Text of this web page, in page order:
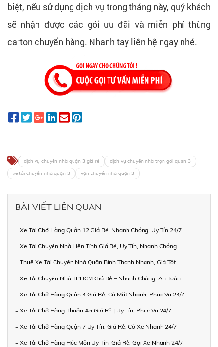
biệt, nếu sử dụng dịch vụ trong tháng này, quý khách
sẽ nhận được các gói ưu đãi và miễn phí thùng
carton chuyển hàng. Nhanh tay liên hệ ngay nhé.
dịch vụ chuyển nhà quận 3 giá rẻ
dịch vụ chuyển nhà trọn gói quận 3
xe tải chuyển nhà quận 3
vận chuyển nhà quận 3
BÀI VIẾT LIÊN QUAN
+ Xe Tải Chở Hàng Quận 12 Giá Rẻ, Nhanh Chóng, Uy Tín 24/7
+ Xe Tải Chuyển Nhà Liên Tỉnh Giá Rẻ, Uy Tín, Nhanh Chóng
+ Thuê Xe Tải Chuyển Nhà Quận Bình Thạnh Nhanh, Giá Tốt
+ Xe Tải Chuyển Nhà TPHCM Giá Rẻ – Nhanh Chóng, An Toàn
+ Xe Tải Chở Hàng Quận 4 Giá Rẻ, Có Mặt Nhanh, Phục Vụ 24/7
+ Xe Tải Chở Hàng Thuận An Giá Rẻ | Uy Tín, Phục Vụ 24/7
+ Xe Tải Chở Hàng Quận 7 Uy Tín, Giá Rẻ, Có Xe Nhanh 24/7
+ Xe Tải Chở Hàng Hóc Môn Uy Tín, Giá Rẻ, Gọi Xe Nhanh 24/7